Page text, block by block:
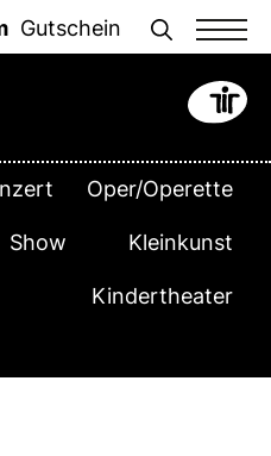
Gutschein
Oper/Operette
Show Kleinkunst
Kindertheater